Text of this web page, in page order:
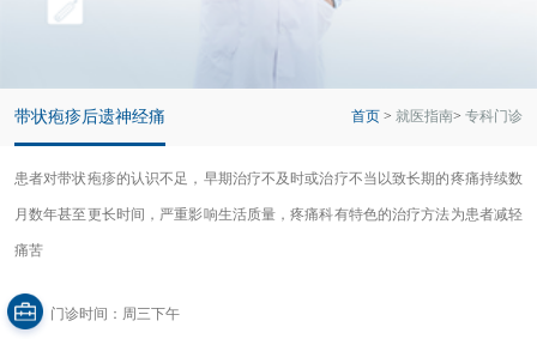
带状疱疹后遗神经痛 首页 >就医指南>专科门诊
患者对带状疱疹的认识不足，早期治疗不及时或治疗不当以致长期的疼痛持续数
月数年甚至更长时间，严重影响生活质量，疼痛科有特色的治疗方法为患者减轻
痛苦
门诊时间：周三下午